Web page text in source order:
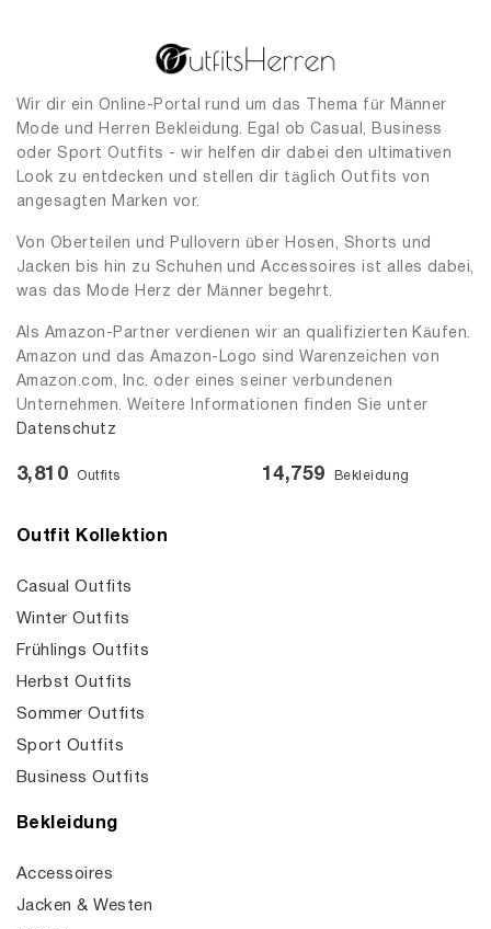
Wir dir ein Online-Portal rund um das Thema für Männer
Mode und Herren Bekleidung. Egal ob Casual, Business
oder Sport Outfits - wir helfen dir dabei den ultimativen
Look zu entdecken und stellen dir täglich Outfits von
angesagten Marken vor.
Von Oberteilen und Pullovern über Hosen, Shorts und
Jacken bis hin zu Schuhen und Accessoires ist alles dabei,
was das Mode Herz der Männer begehrt.
Als Amazon-Partner verdienen wir an qualifizierten Käufen.
Amazon und das Amazon-Logo sind Warenzeichen von
Amazon.com, Inc. oder eines seiner verbundenen
Unternehmen. Weitere Informationen finden Sie unter
Datenschutz
3,810 Outfits 14,759 Bekleidung
Outfit Kollektion
Casual Outfits
Winter Outfits
Frühlings Outfits
Herbst Outfits
Sommer Outfits
Sport Outfits
Business Outfits
Bekleidung
Accessoires
Jacken & Westen